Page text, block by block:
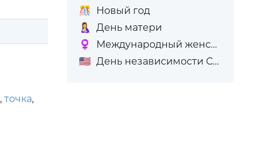
, точка,
🎊
Новый год
🤱
День матери
♀️
Международный женский день (8-е марта)
🇺🇸 День независимости США